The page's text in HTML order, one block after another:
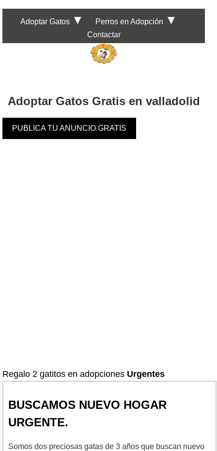
Adoptar Gatos ▼ Perros en Adopción ▼
Contactar
Adoptar Gatos Gratis en valladolid
PUBLICA TU ANUNCIO GRATIS
Regalo 2 gatitos en adopciones Urgentes
BUSCAMOS NUEVO HOGAR
URGENTE.
Somos dos preciosas gatas de 3 años que buscan nuevo